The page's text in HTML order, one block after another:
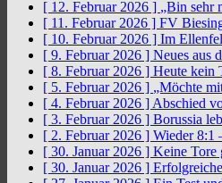
[ 12. Februar 2026 ] „Bin sehr
[ 11. Februar 2026 ] FV
[ 10. Februar 2026 ] Im
[ 9. Februar 2026 ] Neues aus
[ 8. Februar 2026 ] Heute kein
[ 5. Februar 2026 ] „Möchte
[ 4. Februar 2026 ] Abschied
[ 3. Februar 2026 ] Borussia
[ 2. Februar 2026 ] Wieder 8:1
[ 30. Januar 2026 ] Keine Tore
[ 30. Januar 2026 ]